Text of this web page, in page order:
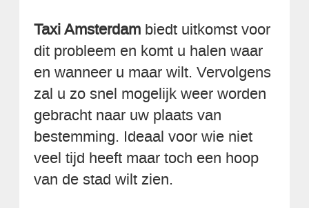
Taxi Amsterdam biedt uitkomst voor
dit probleem en komt u halen waar
en wanneer u maar wilt. Vervolgens
zal u zo snel mogelijk weer worden
gebracht naar uw plaats van
bestemming. Ideaal voor wie niet
veel tijd heeft maar toch een hoop
van de stad wilt zien.